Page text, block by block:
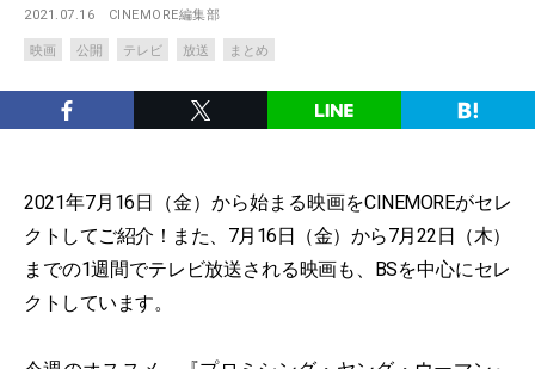
2021.07.16 CINEMORE編集部
映画 公開 テレビ 放送 まとめ
2021年7月16日（金）から始まる映画をCINEMOREがセレ
クトしてご紹介！また、7月16日（金）から7月22日（木）
までの1週間でテレビ放送される映画も、BSを中心にセレ
クトしています。